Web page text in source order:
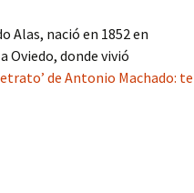
Alas, nació en 1852 en
Oviedo, donde vivió
de Antonio Machado: